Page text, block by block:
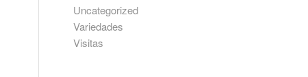
Uncategorized
Variedades
Visitas